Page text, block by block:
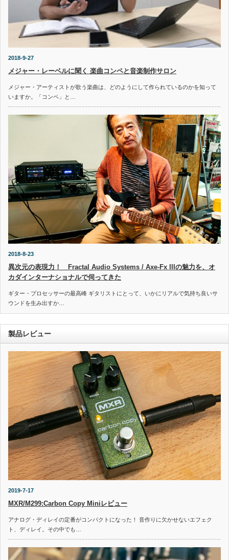
2018-9-27
メジャー・レーベルに聞く 楽曲コンペと音楽制作サロン
メジャー・アーティストが歌う楽曲は、どのようにして作られているのかを知って
いますか。「コンペ」と…
2018-8-23
異次元の表現力！ Fractal Audio Systems / Axe-Fx IIIの魅力を、オ
カダインターナショナルで伺ってきた
ギター・プロセッサーの最高峰 ギタリストにとって、いかにリアルで気持ち良いサ
ウンドを生み出すか…
製品レビュー
2019-7-17
MXR/M299:Carbon Copy Miniレビュー
アナログ・ディレイの定番がコンパクトになった！ 音作りに欠かせないエフェク
ト、ディレイ。その中でも…